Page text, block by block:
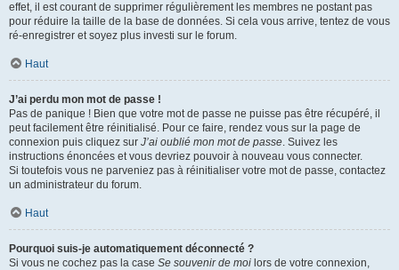
effet, il est courant de supprimer régulièrement les membres ne postant pas
pour réduire la taille de la base de données. Si cela vous arrive, tentez de vous
ré-enregistrer et soyez plus investi sur le forum.
Haut
J’ai perdu mon mot de passe !
Pas de panique ! Bien que votre mot de passe ne puisse pas être récupéré, il
peut facilement être réinitialisé. Pour ce faire, rendez vous sur la page de
connexion puis cliquez sur J’ai oublié mon mot de passe. Suivez les
instructions énoncées et vous devriez pouvoir à nouveau vous connecter.
Si toutefois vous ne parveniez pas à réinitialiser votre mot de passe, contactez
un administrateur du forum.
Haut
Pourquoi suis-je automatiquement déconnecté ?
Si vous ne cochez pas la case Se souvenir de moi lors de votre connexion,